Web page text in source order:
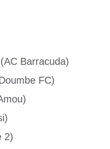
Barracuda)
FC)
2)